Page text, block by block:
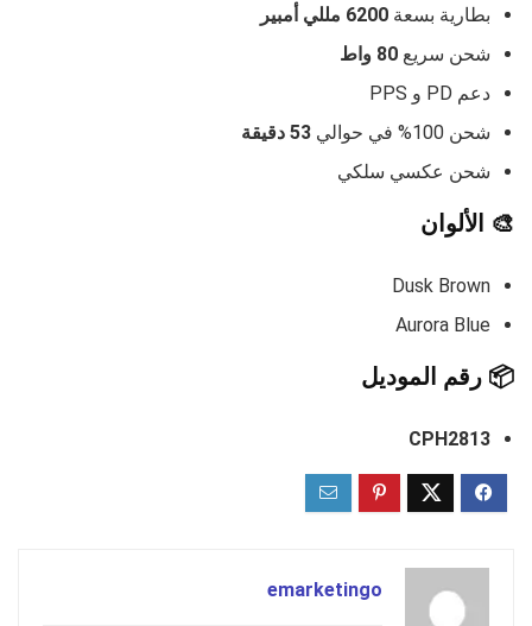
بطارية بسعة 6200 مللي أمبير
شحن سريع 80 واط
دعم PD و PPS
شحن 100% في حوالي
53 دقيقة
شحن عكسي سلكي
🎨 الألوان
Dusk Brown
Aurora Blue
📦 رقم الموديل
CPH2813
emarketingo